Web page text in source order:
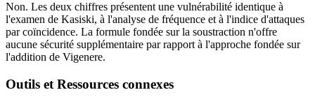
Non. Les deux chiffres présentent une vulnérabilité identique à
l'examen de Kasiski, à l'analyse de fréquence et à l'indice d'attaques
par coïncidence. La formule fondée sur la soustraction n'offre
aucune sécurité supplémentaire par rapport à l'approche fondée sur
l'addition de Vigenere.
Outils et Ressources connexes